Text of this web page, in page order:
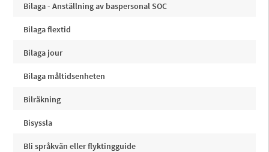
Bilaga - Anställning av baspersonal SOC
Bilaga flextid
Bilaga jour
Bilaga måltidsenheten
Bilräkning
Bisyssla
Bli språkvän eller flyktingguide